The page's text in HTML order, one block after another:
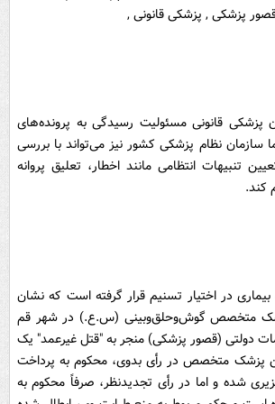
پزشکی قانونی مسئولیت رسیدگی به پرونده‌های
سازمان نظام پزشکی کشور نیز می‌تواند با بررسی
تنبیهات انتظامی مانند اخطار، تعلیق پروانه
کند.
بیماری در اختیار تسنیم قرار گرفته است که نشان
متخصص گوش‌و‌حلق‌وبینی (س.ع.) در شهر قم
دولتی (قصور پزشکی)‌ منجر به "قتل غیرعمد" یک
پزشک متخصص در رأی بدوی، محکوم به پرداخت
شده و اما در رأی تجدیدنظر، صرفاً محکوم به